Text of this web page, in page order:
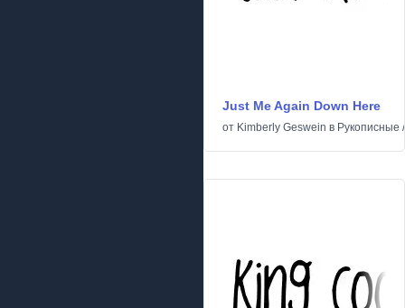
Just Me Again Down Here
от Kimberly Geswein в Рукописные